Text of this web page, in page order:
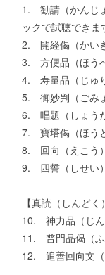
1. 勧請（かんじ
ックで試聴できま
2. 開経偈（かい
3. 方便品（ほう
4. 寿量品（じゅ
5. 御妙判（ごみ
6. 唱題（しょう
7. 寶塔偈（ほう
8. 回向（えこう
9. 四誓（しせい
【真読（しんどく
10. 神力品（じ
11. 普門品偈（
12. 追善回向文